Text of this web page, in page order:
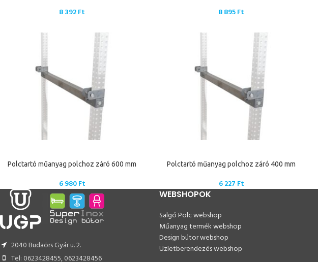
8 392Ft 8 895Ft
Polctartó műanyag polchoz záró 600 mm
6 980Ft
Polctartó műanyag polchoz záró 400 mm
6 227 Ft
2040 Budaörs Gyár u. 2.
Tel: 0623428455, 0623428456
WEBSHOPOK
Salgó Polc webshop
Műanyag termék webshop
Design bútor webshop
Üzletberendezés webshop